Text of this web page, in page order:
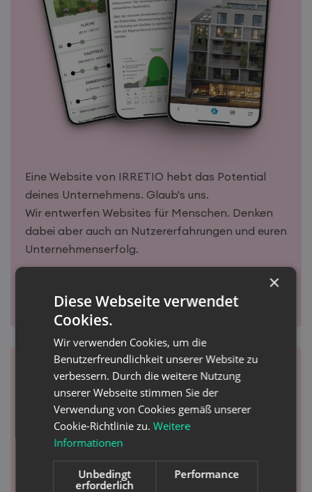
Eine Website von IRRETIO hebt das Potential
deines Unternehmens. Glaub's uns.
Wir entwerfen Websites für Menschen. Denken
dabei aber auch an Nutzererfahrungen und euren
Unternehmenserfolg.
Mehr zu Onlineshops
Google Ads & SEO
×
Diese Webseite verwendet
Cookies.
Wir verwenden Cookies, um die
Benutzerfreundlichkeit unserer Website zu
verbessern. Durch die weitere Nutzung
unserer Webseite stimmen Sie der
Verwendung von Cookies gemäß unserer
Cookie-Richtlinie zu.Weitere
Informationen
Unbedingt
erforderlich
Performance